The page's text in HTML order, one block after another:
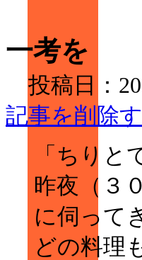
一考を
投稿日：
記事を削除
「ちりと
昨夜（３
に伺って
どの料理